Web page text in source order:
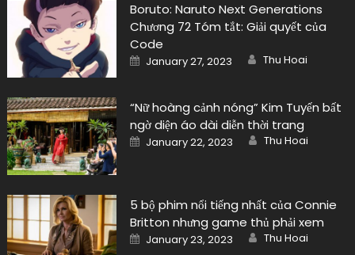
Boruto: Naruto Next Generations
Chương 72 Tóm tắt: Giải quyết của
Code
Posted
on
January 27, 2023 Author
Thu Hoai
“Nữ hoàng cảnh nóng” Kim Tuyến bất
ngờ diện áo dài diễn thời trang
Posted
on
January 22, 2023 Author
Thu Hoai
5 bộ phim nổi tiếng nhất của Connie
Britton nhưng game thủ phải xem
Posted
on
January 23, 2023 Author
Thu Hoai